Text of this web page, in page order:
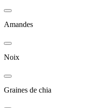
Amandes
Noix
Graines de chia